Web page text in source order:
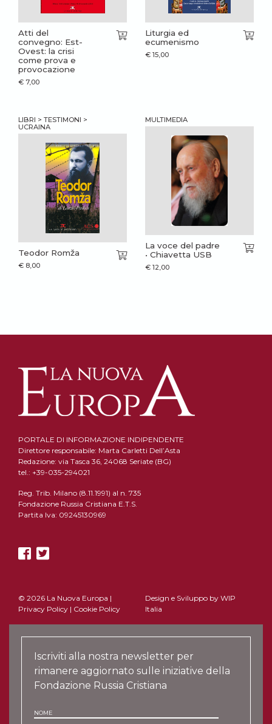
Atti del
convegno: Est-
Ovest: la crisi
come prova e
provocazione
€ 7,00
Liturgia ed
ecumenismo
€ 15,00
LIBRI > TESTIMONI >
UCRAINA
Teodor Romža
€ 8,00
MULTIMEDIA
La voce del padre
• Chiavetta USB
€ 12,00
PORTALE DI INFORMAZIONE INDIPENDENTE
Direttore responsabile: Marta Carletti Dell’Asta
Redazione: via Tasca 36, 24068 Seriate (BG)
tel.: +39-035-294021
Reg. Trib. Milano (8.11.1991) al n. 735
Fondazione Russia Cristiana E.T.S.
Partita Iva: 09245130969
© 2026 La Nuova Europa |
Privacy Policy | Cookie Policy
Design e Sviluppo by WIP
Italia
Iscriviti alla nostra newsletter per
rimanere aggiornato sulle iniziative della
Fondazione Russia Cristiana
NOME